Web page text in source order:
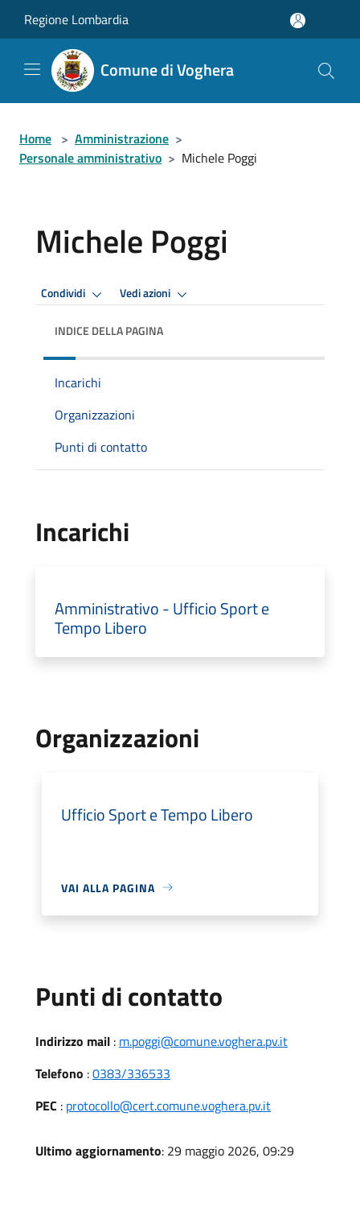
Regione Lombardia
Comune di Voghera
Home > Amministrazione >
Personale amministrativo > Michele Poggi
Michele Poggi
Condividi Vedi azioni
INDICE DELLA PAGINA
Incarichi
Organizzazioni
Punti di contatto
Incarichi
Amministrativo - Ufficio Sport e
Tempo Libero
Organizzazioni
Ufficio Sport e Tempo Libero
VAI ALLA PAGINA
Punti di contatto
Indirizzo mail : m.poggi@comune.voghera.pv.it
Telefono :0383/336533
PEC : protocollo@cert.comune.voghera.pv.it
Ultimo aggiornamento: 29 maggio 2026, 09:29